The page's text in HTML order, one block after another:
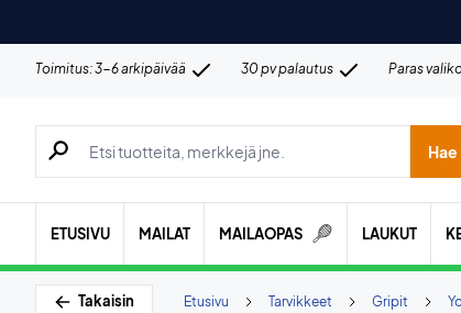
Toimitus: 3-6 arkipäivää 30 pv palautus Paras
Hae tuotteita, merkkejä jne.
Hae
ETUSIVU MAILAT MAILAOPAS LAUKUT
Takaisin Gripit
Tarvikkeet
Etusivu